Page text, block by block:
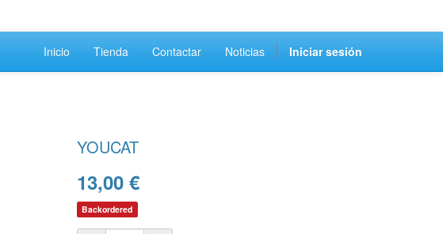
Inicio Tienda Contactar Noticias Iniciar sesión
YOUCAT
13,00 €
Backordered